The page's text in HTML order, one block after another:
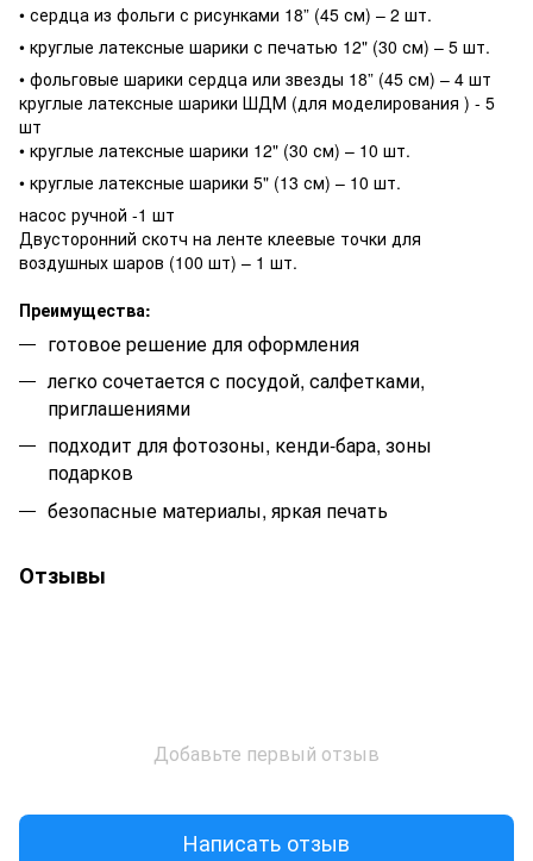
• сердца из фольги с рисунками 18” (45 см) – 2 шт.
• круглые латексные шарики с печатью 12" (30 см) – 5 шт.
• фольговые шарики сердца или звезды 18” (45 см) – 4 шт
круглые латексные шарики ШДМ (для моделирования ) - 5
шт
• круглые латексные шарики 12" (30 см) – 10 шт.
• круглые латексные шарики 5" (13 см) – 10 шт.
насос ручной -1 шт
Двусторонний скотч на ленте клеевые точки для
воздушных шаров (100 шт) – 1 шт.
Преимущества:
готовое решение для оформления
легко сочетается с посудой, салфетками,
приглашениями
подходит для фотозоны, кенди-бара, зоны
подарков
безопасные материалы, яркая печать
Отзывы
Добавьте первый отзыв
Написать отзыв